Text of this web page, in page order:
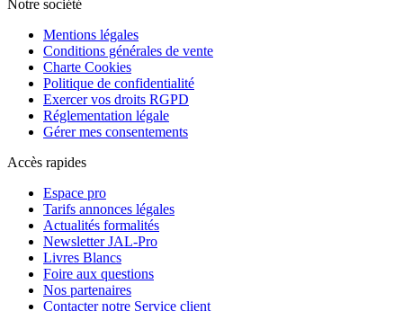
Notre société
Mentions légales
Conditions générales de vente
Charte Cookies
Politique de confidentialité
Exercer vos droits RGPD
Réglementation légale
Gérer mes consentements
Accès rapides
Espace pro
Tarifs annonces légales
Actualités formalités
Newsletter JAL-Pro
Livres Blancs
Foire aux questions
Nos partenaires
Contacter notre Service client